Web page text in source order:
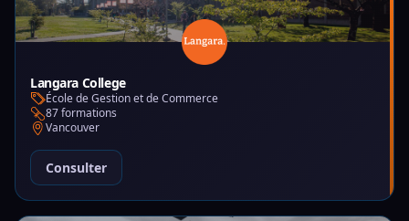
Langara College
École de Gestion et de Commerce
87 formations
Vancouver
Consulter